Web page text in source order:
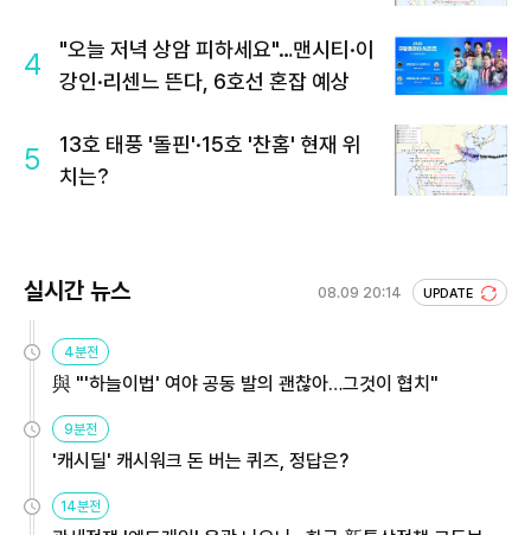
4
"오늘 저녁 상암 피하세요"…맨시티·이
강인·리센느 뜬다, 6호선 혼잡 예상
5
13호 태풍 '돌핀'·15호 '찬홈' 현재 위
치는?
실시간 뉴스 08.09 20:14 UPDATE
4분전
與 "'하늘이법' 여야 공동 발의 괜찮아…그것이 협치"
9분전
'캐시딜' 캐시워크 돈 버는 퀴즈, 정답은?
14분전